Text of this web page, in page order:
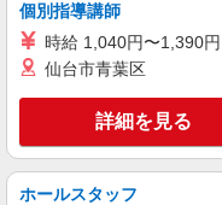
個別指導講師
時給 1,040円〜1,390円
仙台市青葉区
詳細を見る
ホールスタッフ